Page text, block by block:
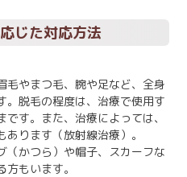
言語切替
じた対応方法
毛やまつ毛、腕や足など、全身
。脱毛の程度は、治療で使用す
す。また、治療によっては、
ります（放射線治療）。
（かつら）や帽子、スカーフな
もいます。